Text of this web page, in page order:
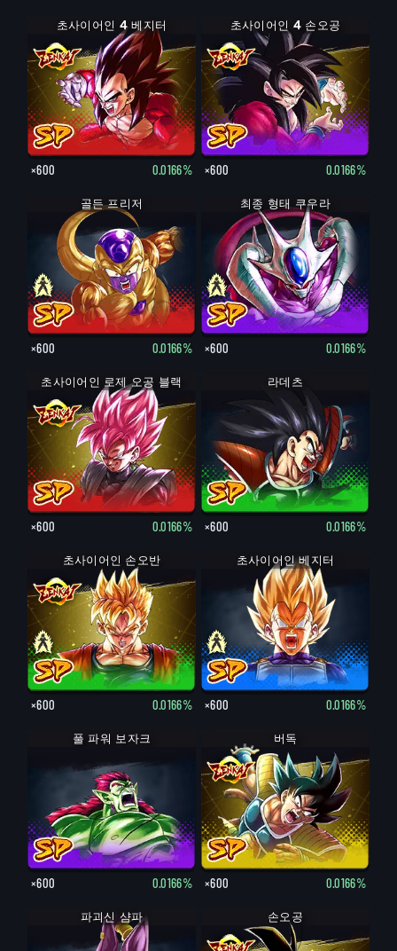
초사이어인 4 베지터
×600 0.0166%
초사이어인 4 손오공
×600 0.0166%
최종 형태 프리저
골든 프리저
×600 0.0166%
쿠우라
최종 형태 쿠우라
×600 0.0166%
초사이어인 로제 오공 블랙
×600 0.0166%
라데츠
×600 0.0166%
손오반
초사이어인 손오반
×600 0.0166%
베지터
초사이어인 베지터
×600 0.0166%
풀 파워 보자크
×600 0.0166%
버독
×600 0.0166%
파괴신 샴파 손오공